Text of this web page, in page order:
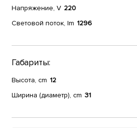
Напряжение, V 220
Световой поток, lm 1296
Габариты:
Высота, cm 12
Ширина (диаметр), cm 31